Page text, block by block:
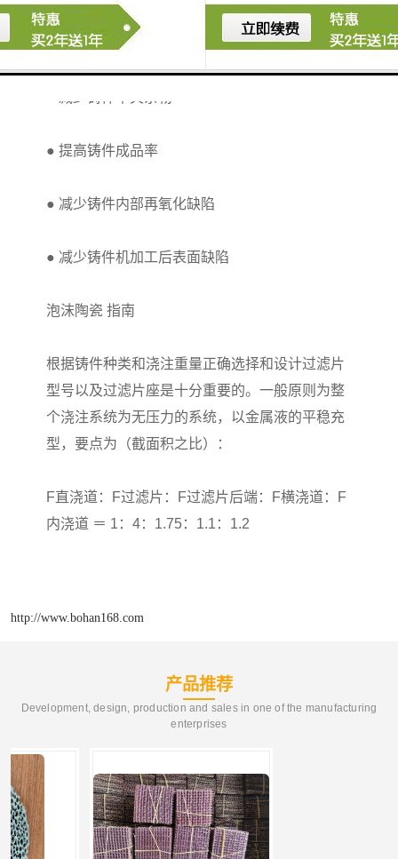
●改善铸件金相组织
● 提高铸件成品率
● 减少铸件内部再氧化缺陷
● 减少铸件机加工后表面缺陷
泡沫陶瓷 指南
根据铸件种类和浇注重量正确选择和设计过滤片
型号以及过滤片座是十分重要的。一般原则为整
个浇注系统为无压力的系统，以金属液的平稳充
型，要点为（截面积之比）：
F直浇道： F过滤片： F过滤片后端： F横浇道：
F
内浇道 ＝ 1 ： 4： 1.75： 1.1 ： 1.2
http://www.bohan168.com
产品推荐
Development, design, production and sales in one of the manufacturing
enterprises